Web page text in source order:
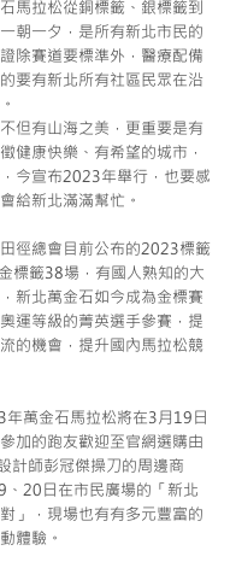
馬拉松從銅標籤、銀標籤到
朝一夕，是所有新北市民的
除賽道要標準外，醫療配備
要有新北所有社區民眾在沿
但有山海之美，更重要是有
健康快樂、有希望的城市，
今宣布2023年舉行，也要感
給新北滿滿幫忙。
徑總會目前公布的2023標籤
標籤38場，有國人熟知的大
新北萬金石如今成為金標賽
運等級的菁英選手參賽，提
的機會，提升國內馬拉松競
萬金石馬拉松將在3月19日
加的跑友歡迎至官網選購由
計師彭冠傑操刀的周邊商
20日在市民廣場的「新北
」，現場也有有多元豐富的
體驗。